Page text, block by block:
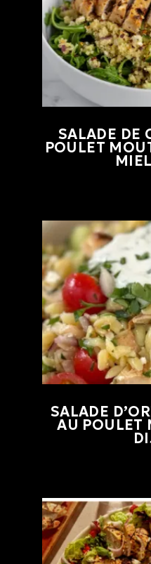
SALADE DE
POULET
SALADE
AU POULET